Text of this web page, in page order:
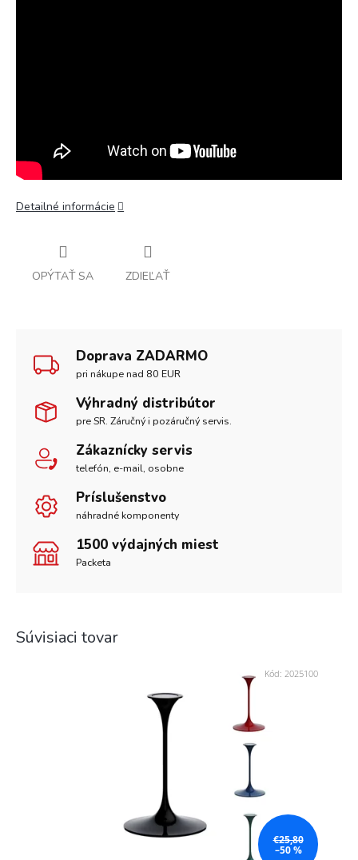
Detailné informácie
OPÝTAŤ SA ZDIEĽAŤ
Doprava ZADARMO
pri nákupe nad 80 EUR
Výhradný distribútor
pre SR. Záručný i pozáručný servis.
Zákaznícky servis
telefón, e-mail, osobne
Príslušenstvo
náhradné komponenty
1500 výdajných miest
Packeta
Súvisiaci tovar
€25,80
–50 %
Kód: 2025100